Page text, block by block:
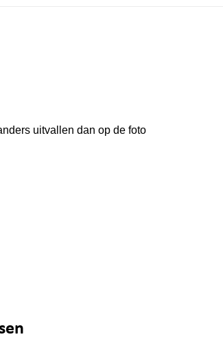
uitvallen dan op de foto